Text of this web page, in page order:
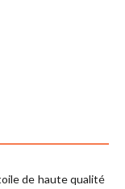
de haute qualité